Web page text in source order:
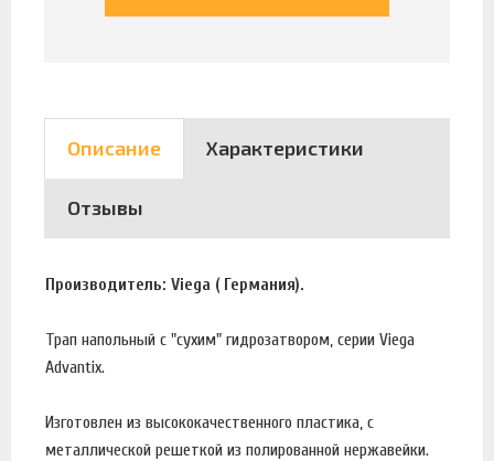
Описание Характеристики
Отзывы
Производитель: Viega ( Германия).
Трап напольный с "сухим" гидрозатвором, серии Viega
Advantix.
Изготовлен из высококачественного пластика, с
металлической решеткой из полированной нержавейки.